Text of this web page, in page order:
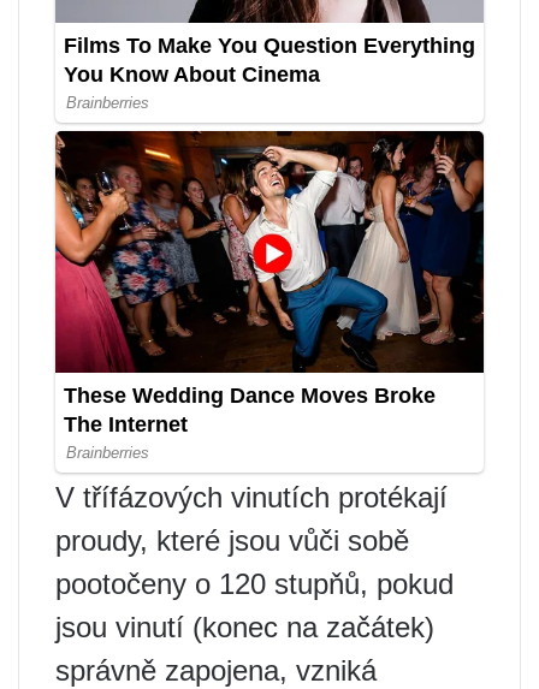
V třífázových vinutích protékají
proudy, které jsou vůči sobě
pootočeny o 120 stupňů, pokud
jsou vinutí (konec na začátek)
správně zapojena, vzniká